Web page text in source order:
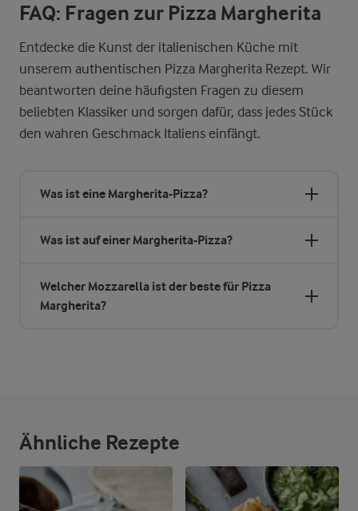
FAQ: Fragen zur Pizza Margherita
Entdecke die Kunst der italienischen Küche mit
unserem authentischen Pizza Margherita Rezept. Wir
beantworten deine häufigsten Fragen zu diesem
beliebten Klassiker und sorgen dafür, dass jedes Stück
den wahren Geschmack Italiens einfängt.
Was ist eine Margherita-Pizza?
Was ist auf einer Margherita-Pizza?
Welcher Mozzarella ist der beste für Pizza
Margherita?
Ähnliche Rezepte